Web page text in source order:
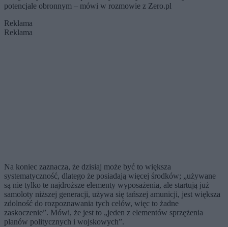
potencjale obronnym – mówi w rozmowie z Zero.pl
Reklama
Reklama
Na koniec zaznacza, że dzisiaj może być to większa
systematyczność, dlatego że posiadają więcej środków; „używane
są nie tylko te najdroższe elementy wyposażenia, ale startują już
samoloty niższej generacji, używa się tańszej amunicji, jest większa
zdolność do rozpoznawania tych celów, więc to żadne
zaskoczenie”. Mówi, że jest to „jeden z elementów sprzężenia
planów politycznych i wojskowych”.